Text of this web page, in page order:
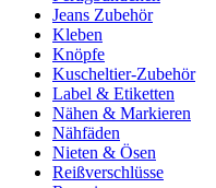
Jeans Zubehör
Kleben
Knöpfe
Kuscheltier-Zubehör
Label & Etiketten
Nähen & Markieren
Nähfäden
Nieten & Ösen
Reißverschlüsse